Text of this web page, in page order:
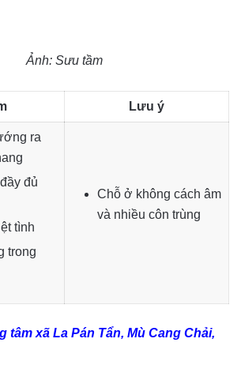
Ảnh: Sưu tầm
Lưu ý
ra
đủ
tình
trong
Chỗ ở không cách âm
và nhiều côn trùng
tâm xã La Pán Tẩn, Mù Cang Chải,